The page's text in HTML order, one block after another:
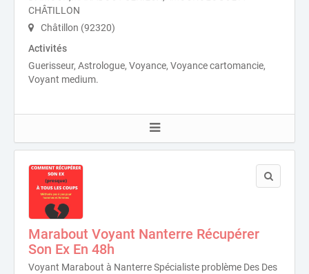
CHÂTILLON
Châtillon (92320)
Activités
Guerisseur, Astrologue, Voyance, Voyance cartomancie,
Voyant medium.
Marabout Voyant Nanterre Récupérer
Son Ex En 48h
Voyant Marabout à Nanterre Spécialiste problème Des Des